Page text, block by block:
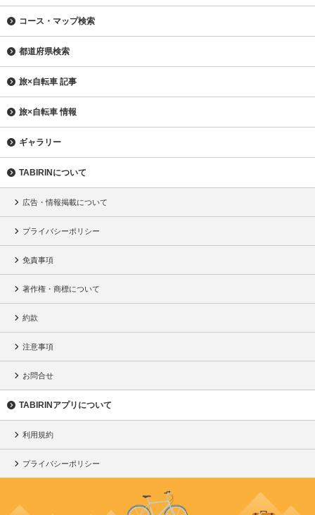
コース・マップ検索
都道府県検索
旅×自転車 記事
旅×自転車 情報
ギャラリー
TABIRINについて
広告・情報掲載について
プライバシーポリシー
免責事項
著作権・商標について
約款
注意事項
お問合せ
TABIRINアプリについて
利用規約
プライバシーポリシー